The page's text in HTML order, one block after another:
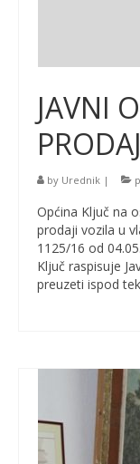
JAVNI
by Urednik |
Općina Ključ na
prodaji vozila u
1125/16 od
Ključ raspisuje
preuzeti ispod